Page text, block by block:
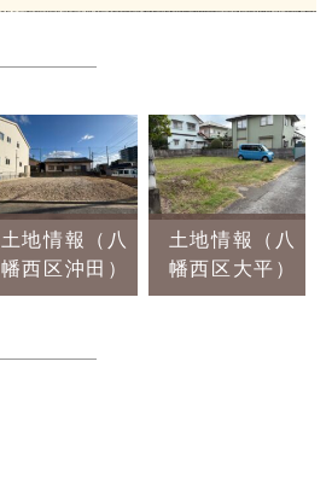
土地情報（八
幡西区沖田）
土地情報（八
幡西区大平）